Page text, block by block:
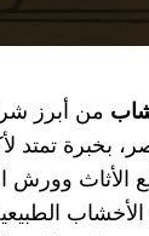
من أبرز
الأثاث وورش